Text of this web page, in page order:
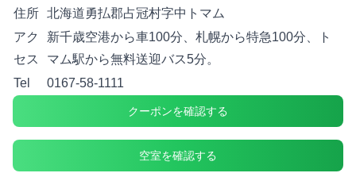
住所 北海道勇払郡占冠村字中トマム
アク
セス
新千歳空港から車100分、札幌から特急100分、ト
マム駅から無料送迎バス5分。
Tel
0167-58-1111
クーポンを確認する
空室を確認する